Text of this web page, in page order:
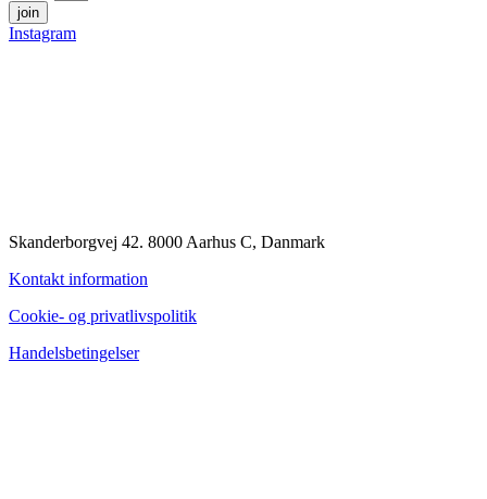
join
Instagram
Skanderborgvej 42. 8000 Aarhus C, Danmark
Kontakt information
Cookie- og privatlivspolitik
Handelsbetingelser